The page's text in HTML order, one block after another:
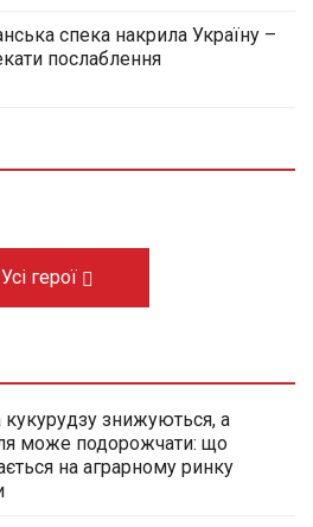
спека накрила Україну –
послаблення
Болграда
Слави полеглих
Усі герої
кукурудзу знижуються, а
може подорожчати: що
на аграрному ринку